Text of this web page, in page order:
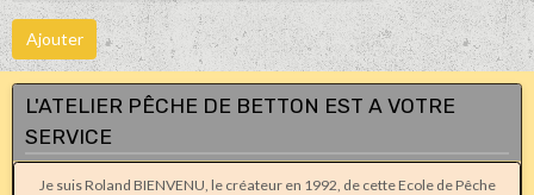
Ajouter
L'ATELIER PÊCHE DE BETTON EST A VOTRE
SERVICE
Je suis Roland BIENVENU, le créateur en 1992, de cette Ecole de Pêche